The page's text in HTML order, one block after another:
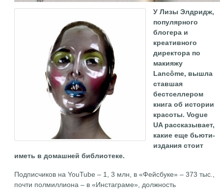
У Лизы Элдридж,
популярного
блогера и
креативного
директора по
макияжу
Lancôme, вышла
ставшая
бестселлером
книга об истории
красоты. Vogue
UA рассказывает,
какие еще бьюти-
издания стоит
иметь в домашней библиотеке.
Подписчиков на YouTube – 1, 3 млн, в «Фейсбуке» – 373 тыс.,
почти полмиллиона – в «Инстаграме», должность